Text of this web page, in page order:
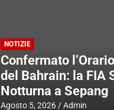
NOTIZIE
Confermato
del Bahrain: la FIA
Notturna a Sepang
Agosto 5, 2026 Admin